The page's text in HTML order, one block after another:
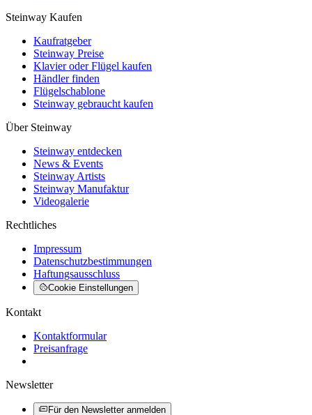
Steinway Kaufen
Kaufratgeber
Steinway Preise
Klavier oder Flügel kaufen
Händler finden
Flügelschablone
Steinway gebraucht kaufen
Über Steinway
Steinway entdecken
News & Events
Steinway Artists
Steinway Manufaktur
Videogalerie
Rechtliches
Impressum
Datenschutzbestimmungen
Haftungsausschluss
Cookie Einstellungen
Kontakt
Kontaktformular
Preisanfrage
Newsletter
Für den Newsletter anmelden